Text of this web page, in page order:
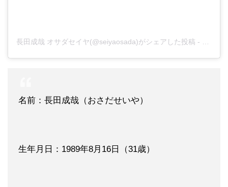
長田成哉 オサダセイヤ(@seiyaosada)がシェアした投稿 -
名前：長田成哉（おさだせいや）
生年月日：1989年8月16日（31歳）